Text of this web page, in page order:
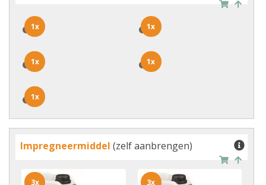
1x
1x 1x
1x
1x
1x 1x
1x
1x
1x
Impregneermiddel (zelf aanbrengen)
3x 3x